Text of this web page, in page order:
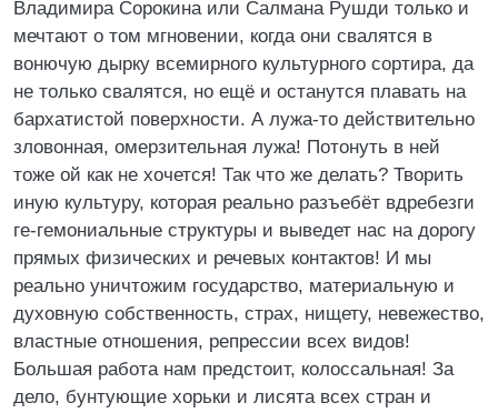
Владимира Сорокина или Салмана Рушди только и
мечтают о том мгновении, когда они свалятся в
вонючую дырку всемирного культурного сортира, да
не только свалятся, но ещё и останутся плавать на
бархатистой поверхности. А лужа-то действительно
зловонная, омерзительная лужа! Потонуть в ней
тоже ой как не хочется! Так что же делать? Творить
иную культуру, которая реально разъебёт вдребезги
ге-гемониальные структуры и выведет нас на дорогу
прямых физических и речевых контактов! И мы
реально уничтожим государство, материальную и
духовную собственность, страх, нищету, невежество,
властные отношения, репрессии всех видов!
Большая работа нам предстоит, колоссальная! За
дело, бунтующие хорьки и лисята всех стран и